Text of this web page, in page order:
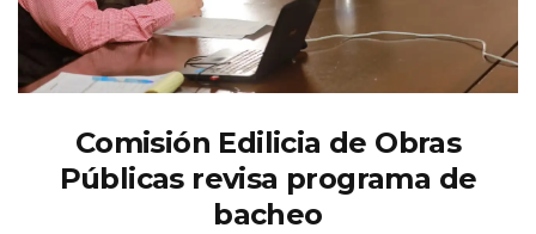
Comisión Edilicia de Obras
Públicas revisa programa de
bacheo